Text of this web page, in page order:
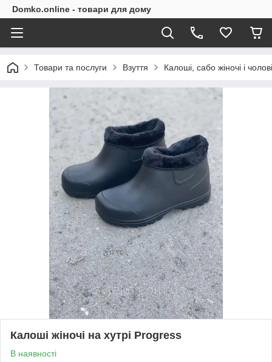
Domko.online - товари для дому
Товари та послуги Взуття Калоші, сабо жіночі і
Калоші жіночі на хутрі Progress
В наявності